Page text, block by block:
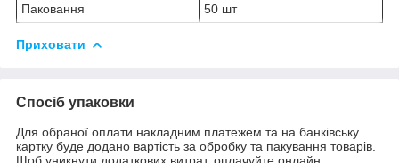
Паковання
50 шт
Приховати
Спосіб упаковки
Для обраної оплати накладним платежем та на банківську
картку буде додано вартість за обробку та пакування товарів.
Щоб уникнути додаткових витрат, оплачуйте онлайн: